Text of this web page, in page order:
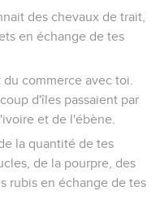
des chevaux de trait,
en échange de tes
commerce avec toi.
d'îles passaient par
et de l'ébène.
la quantité de tes
de la pourpre, des
rubis en échange de tes